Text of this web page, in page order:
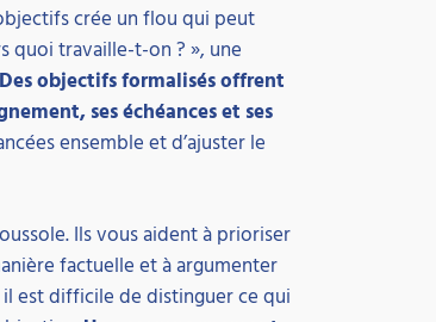
crée un flou qui peut
quoi travaille-t-on ? », une
Des objectifs formalisés offrent
ses échéances et ses
ensemble et d’ajuster le
Ils vous aident à prioriser
factuelle et à argumenter
il est difficile de distinguer ce qui